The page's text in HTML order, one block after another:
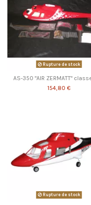
Rupture de stock
AS-350 "AIR ZERMATT"
154,80 €
Rupture de stock